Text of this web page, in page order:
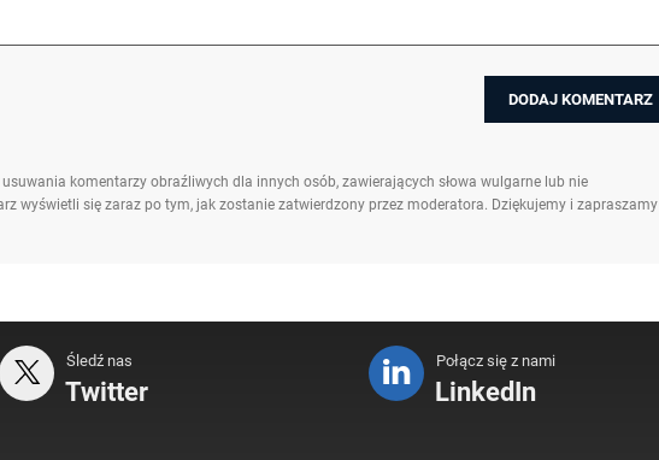
komentarzy obraźliwych dla innych osób, zawierających słowa wulgarne lub nie
wyświetli się zaraz po tym, jak zostanie zatwierdzony przez moderatora. Dziękujemy i zapraszamy
Śledź nas
Twitter
Połącz się z nami
LinkedIn